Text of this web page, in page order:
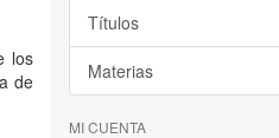
los
de
Títulos
Materias
MI CUENTA